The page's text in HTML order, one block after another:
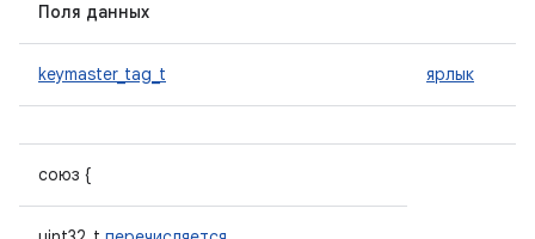
Поля данных
keymaster_tag_t ярлык
союз {